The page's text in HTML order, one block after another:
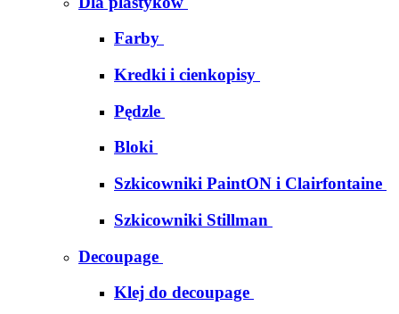
Farby
Kredki i cienkopisy
Pędzle
Bloki
Szkicowniki PaintON i Clairfontaine
Szkicowniki Stillman
Decoupage
Klej do decoupage